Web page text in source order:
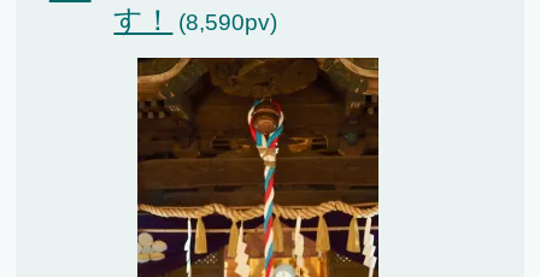
す！
(8,590pv)